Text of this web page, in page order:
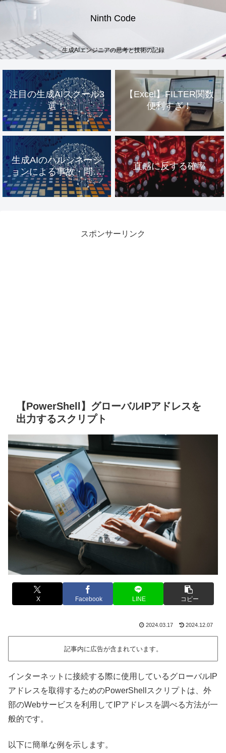
Ninth Code
生成AIエンジニアの思考と技術の記録
注目の生成AIスクール3
選！
【Excel】FILTER関数
便利すぎ！
生成AIのハルシネーシ
ョンによる事故・問題
事例
直感に反する確率
スポンサーリンク
【PowerShell】グローバルIPアドレスを
出力するスクリプト
X Facebook LINE コピー
2024.03.17 2024.12.07
記事内に広告が含まれています。
インターネットに接続する際に使用しているグローバルIP
アドレスを取得するためのPowerShellスクリプトは、外
部のWebサービスを利用してIPアドレスを調べる方法が一
般的です。
以下に簡単な例を示します。